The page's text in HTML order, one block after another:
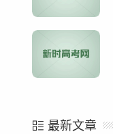
最新文章